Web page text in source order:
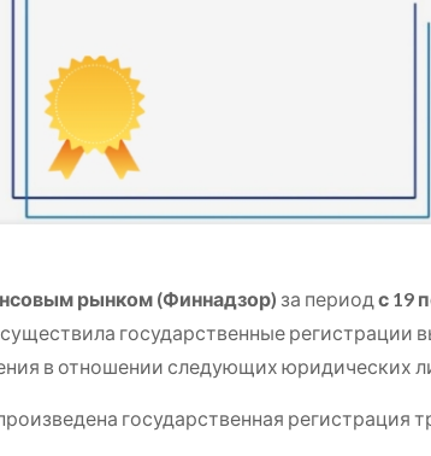
рынком (Финнадзор) за период с 19
государственные регистрации
в отношении следующих юридических
государственная регистрация